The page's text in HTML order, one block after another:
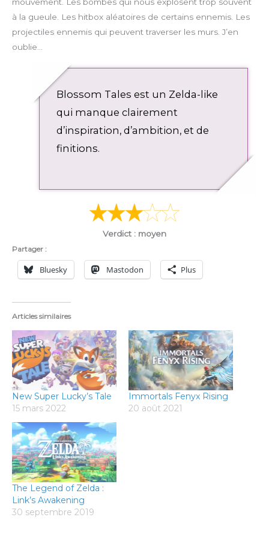
u
l
l
a
d
mouvement. Les bombes qui nous explosent trop souvent
à la gueule. Les hitbox aléatoires de certains ennemis. Les
projectiles ennemis qui peuvent traverser les murs. J’en
oublie…
Blossom Tales est un Zelda-like
qui manque clairement
d’inspiration, d’ambition, et de
finitions.
Verdict : moyen
Partager :
Bluesky Mastodon Plus
Articles similaires
New Super Lucky’s Tale
15 mars 2022
Immortals Fenyx Rising
20 août 2021
The Legend of Zelda :
Link’s Awakening
30 septembre 2019